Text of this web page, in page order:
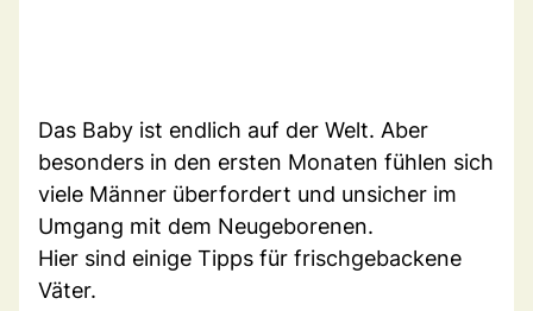
Das Baby ist endlich auf der Welt. Aber
besonders in den ersten Monaten fühlen sich
viele Männer überfordert und unsicher im
Umgang mit dem Neugeborenen.
Hier sind einige Tipps für frischgebackene
Väter.